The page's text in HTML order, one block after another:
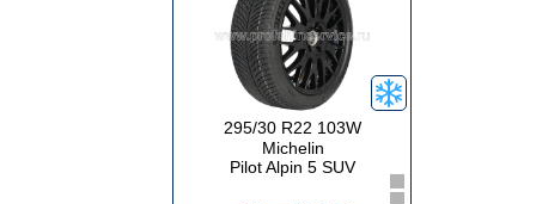
295/30 R22 103W
Michelin
Pilot Alpin 5 SUV